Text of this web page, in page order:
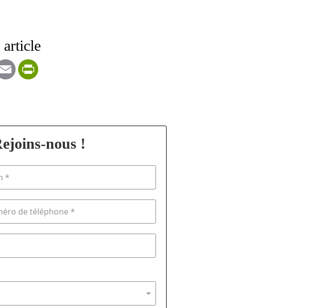
Messenger
Email
nous !